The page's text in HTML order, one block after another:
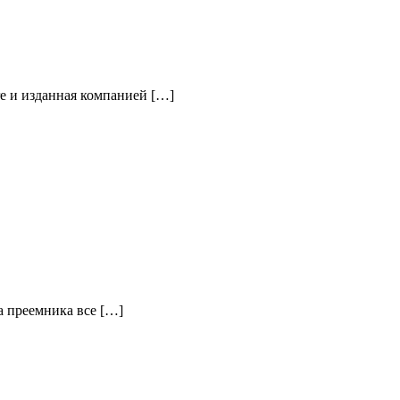
и изданная компанией […]
преемника все […]